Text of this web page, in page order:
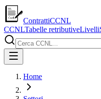
ContrattiCCNL
CCNLTabelle retributiveLivelli
Home